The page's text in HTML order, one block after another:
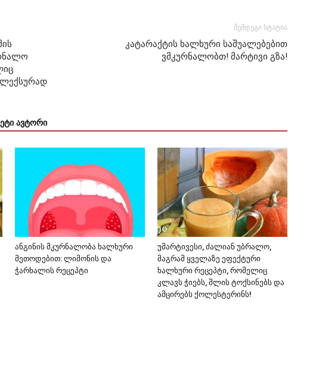
შემდეგი სტატია
კატარაქტის ხალხური საშუალებებით
ვმკურნალობთ! მარტივი გზა!
ავტორი
ანგინის მკურნალობა ხალხური
მეთოდებით: ლიმონის და
ჭარხალის რეცეპტი
უმარტივესი, ძალიან უბრალო,
მაგრამ ყველაზე ეფექტური
ხალხური რეცეპტი, რომელიც
კლავს ჭიებს, შლის ტოქსინებს და
ამცირებს ქოლესტერინს!